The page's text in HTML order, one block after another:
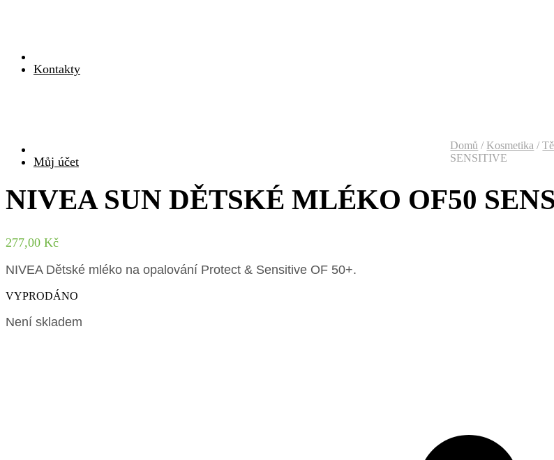
Kontakty
Můj účet
Domů / Kosmetika /
SENSITIVE
NIVEA SUN DĚTSKÉ MLÉKO OF50
277,00 Kč
NIVEA Dětské mléko na opalování Protect & Sensitive OF 50+.
VYPRODÁNO
Není skladem